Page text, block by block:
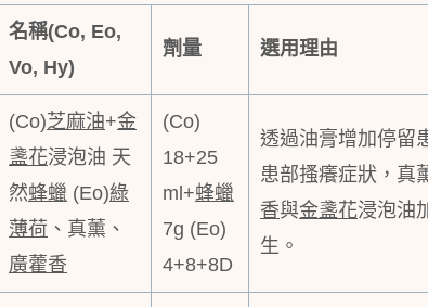
名稱(Co, Eo,
Vo, Hy)
劑量 選用理由
(Co)芝麻油+金
盞花浸泡油 天
然蜂蠟 (Eo)綠
薄荷 、真薰、
廣藿香
(Co)
18+25
ml+蜂蠟
7g (Eo)
4+8+8D
透過油膏增加停留
患部搔癢症狀，真
香與金盞花浸泡油
生。